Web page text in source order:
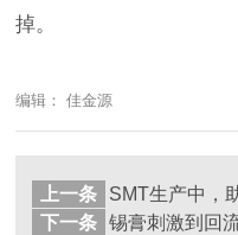
掉。
编辑： 佳金源
上一条
下一条